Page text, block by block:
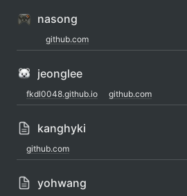
nasong
github.com
jeonglee
fkdl0048.github.io github.com
kanghyki
github.com
yohwang